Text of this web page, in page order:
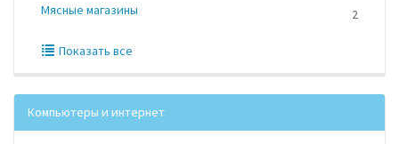
Мясные магазины
2
Показать все
Компьютеры и интернет